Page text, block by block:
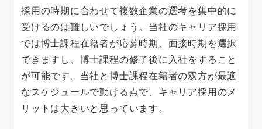
採用の時期に合わせて複数企業の選考を集中的に
受けるのは難しいでしょう。当社のキャリア採用
では博士課程在籍者が応募時期、面接時期を選択
できますし、博士課程の修了後に入社をすること
が可能です。当社と博士課程在籍者の双方が最適
なスケジュールで動ける点で、キャリア採用のメ
リットは大きいと思っています。